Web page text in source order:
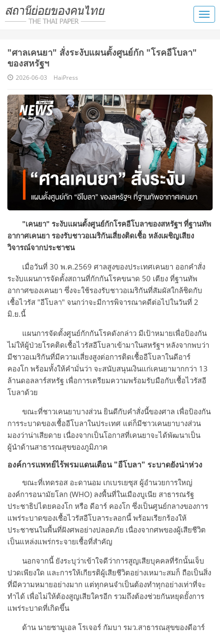
"ศาลเคนยา" สั่งระงับแผนตั้งศูนย์กัก "โรคอีโบลา"
ของสหรัฐฯ
2026-06-03 HaiPress
"เคนยา" ระงับแผนตั้งศูนย์กักโรคอีโบลาของสหรัฐฯ ที่ฐานทัพ
อากาศเคนยา รองรับชาวอเมริกันเสี่ยงติดเชื้อ หลังเผชิญเสียง
วิจารณ์จากประชาชน
เมื่อวันที่ 30 พ.ค.2569 ศาลสูงของประเทศเคนยา ออกคำสั่ง
ระงับแผนการจัดตั้งสถานที่กักกันโรคขนาด 50 เตียง ที่ฐานทัพ
อากาศของเคนยา ซึ่งจะใช้รองรับชาวอเมริกันที่สัมผัสใกล้ชิดกับ
เชื้อไวรัส "อีโบลา" จนกว่าจะมีการพิจารณาคดีต่อไปในวันที่ 2
มิ.ย.นี้
แผนการจัดตั้งศูนย์กักกันโรคดังกล่าว มีเป้าหมายเพื่อป้องกัน
ไม่ให้ผู้ป่วยโรคติดเชื้อไวรัสอีโบลาเข้ามาในสหรัฐฯ หลังจากพบว่า
มีชาวอเมริกันที่มีความเสี่ยงสูงต่อการติดเชื้ออีโบลาในดีอาร์
คองโก พร้อมทั้งให้คำมั่นว่า จะสนับสนุนเงินแก่เคนยามากกว่า 13
ล้านดอลลาร์สหรัฐ เพื่อการเตรียมความพร้อมรับมือกับเชื้อไวรัสอี
โบลาด้วย
ขณะที่ชาวเคนยาบางส่วน ยินดีกับคำสั่งนี้ของศาล เพื่อป้องกัน
การระบาดของเชื้ออีโบลาในประเทศ แต่ก็มีชาวเคนยาบางส่วน
มองว่าน่าเสียดาย เนื่องจากเป็นโอกาสที่เคนยาจะได้พัฒนาเป็น
ผู้นำด้านสาธารณสุขของภูมิภาค
องค์การแพทย์ไร้พรมแดนเตือน "อีโบลา" ระบาดยังน่าห่วง
ขณะที่เทดรอส อะดานอม เกเบรเยซุส ผู้อำนวยการใหญ่
องค์การอนามัยโลก (WHO) ลงพื้นที่ในเมืองบูเนีย สาธารณรัฐ
ประชาธิปไตยคองโก หรือ ดีอาร์ คองโก ซึ่งเป็นศูนย์กลางของการ
แพร่ระบาดของเชื้อไวรัสอีโบลาระลอกนี้ พร้อมเรียกร้องให้
ประชาชนในพื้นที่ฝังศพอย่างปลอดภัย เนื่องจากศพของผู้เสียชีวิต
เป็นแหล่งแพร่กระจายเชื้อที่สำคัญ
นอกจากนี้ ยังระบุว่าเข้าใจดีว่าการสูญเสียบุคคลที่รักนั้นเจ็บ
ปวดเพียงใด และการให้เกียรติผู้เสียชีวิตอย่างเหมาะสมก็ ถือเป็นสิ่ง
ที่มีความหมายอย่างมาก แต่ทุกคนจำเป็นต้องทำทุกอย่างเท่าที่จะ
ทำได้ เพื่อไม่ให้ต้องสูญเสียใครอีก รวมถึงต้องช่วยกันหยุดยั้งการ
แพร่ระบาดที่เกิดขึ้น
ด้าน นายซามูเอล โรเจอร์ กัมบา รมว.สาธารณสุขของดีอาร์